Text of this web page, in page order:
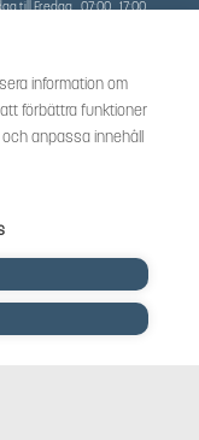
information om
förbättra funktioner
anpassa innehåll
till Fredag 07:00 17:00
till Uppsala med omnejd. Vi
produktsortiment, gällande